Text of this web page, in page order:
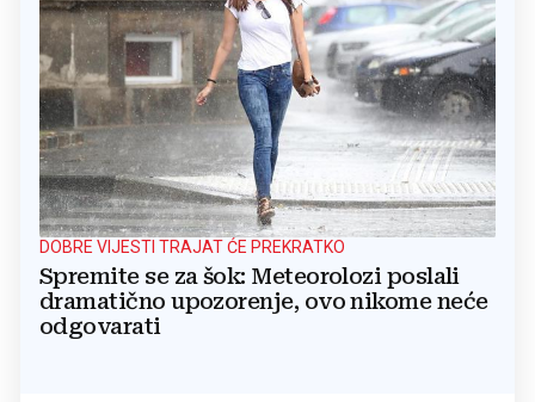
DOBRE VIJESTI TRAJAT ĆE PREKRATKO
Spremite se za šok: Meteorolozi poslali
dramatično upozorenje, ovo nikome neće
odgovarati